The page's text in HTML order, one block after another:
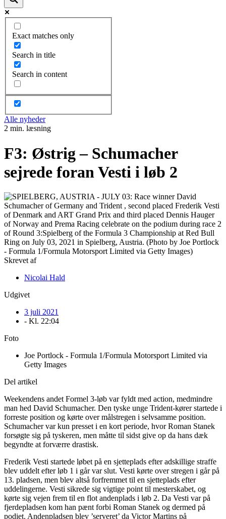
Exact matches only
Search in title
Search in content
Alle nyheder
2 min. læsning
F3: Østrig – Schumacher
sejrede foran Vesti i løb 2
Skrevet af
Nicolai Hald
Udgivet
3 juli 2021
- Kl. 22:04
Foto
Joe Portlock - Formula 1/Formula Motorsport Limited via
Getty Images
Del artikel
Weekendens andet Formel 3-løb var fyldt med action, medmindre
man hed David Schumacher. Den tyske unge Trident-kører startede i
forreste position og kørte over målstregen i selvsamme position.
Schumacher var kun presset i en kort periode, hvor Roman Stanek
forsøgte sig på tyskeren, men måtte til sidst give op da hans dæk
begyndte at forværre drastisk.
Frederik Vesti startede løbet på en sjetteplads efter adskillige straffe
blev uddelt efter løb 1 i går var slut. Vesti kørte over stregen i går på
13. pladsen, men blev altså forfremmet til en sjetteplads efter
uddelingerne. Vesti sikrede sig vigtige point til mesterskabet, og
kørte sig vejen frem til en flot andenplads i løb 2. Da Vesti var på
fjerdepladsen kom han pænt forbi Roman Stanek og dermed på
podiet. Andenpladsen blev ’serveret’ da Victor Martins på